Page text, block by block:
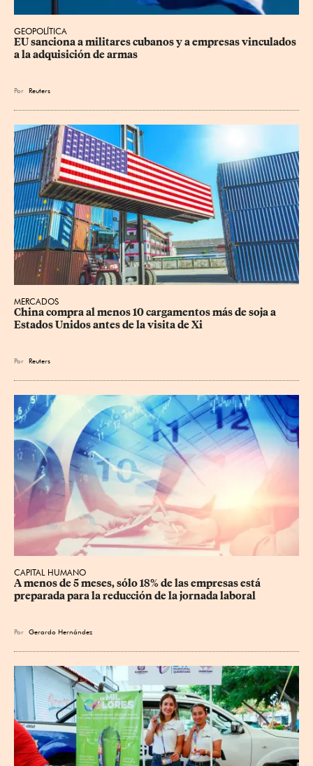
GEOPOLÍTICA
EU sanciona a militares cubanos y a empresas vinculados
a la adquisición de armas
Por Reuters
MERCADOS
China compra al menos 10 cargamentos más de soja a
Estados Unidos antes de la visita de Xi
Por Reuters
CAPITAL HUMANO
A menos de 5 meses, sólo 18% de las empresas está
preparada para la reducción de la jornada laboral
Por Gerardo Hernández